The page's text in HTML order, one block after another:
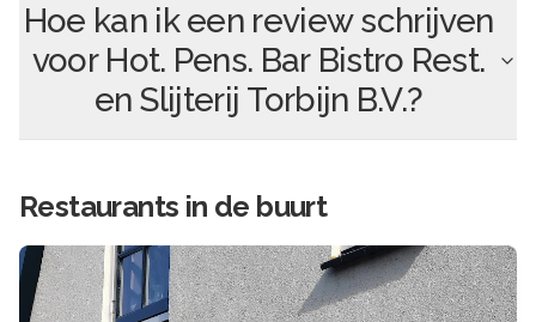
Hoe kan ik een review schrijven
voor Hot. Pens. Bar Bistro Rest.
en Slijterij Torbijn B.V.?
Restaurants in de buurt